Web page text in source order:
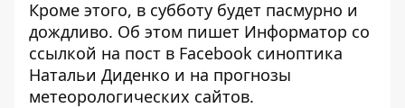
Кроме этого, в субботу будет пасмурно и
дождливо. Об этом пишет Информатор со
ссылкой на пост в Facebook синоптика
Натальи Диденко и на прогнозы
метеорологических сайтов.